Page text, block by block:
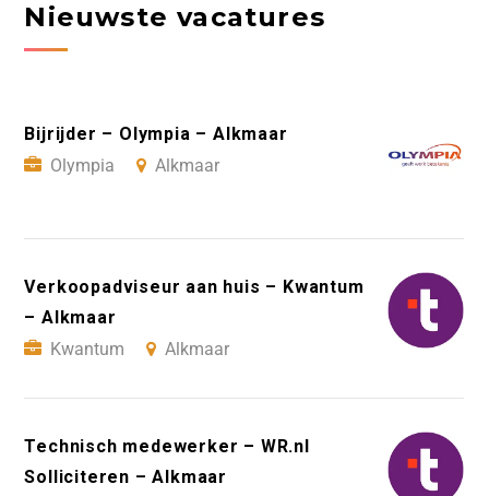
Nieuwste vacatures
Bijrijder – Olympia – Alkmaar
Olympia
Alkmaar
Verkoopadviseur aan huis – Kwantum
– Alkmaar
Kwantum
Alkmaar
Technisch medewerker – WR.nl
Solliciteren – Alkmaar